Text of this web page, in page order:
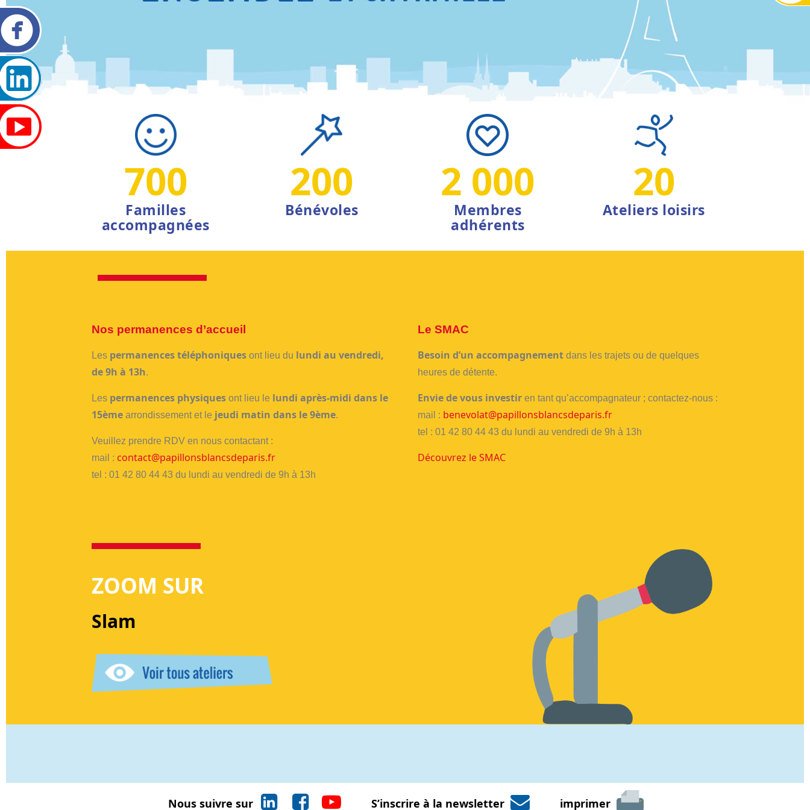
700
Familles
accompagnées
200
Bénévoles
2 000
Membres
adhérents
20
Ateliers loisirs
Nos permanences d’accueil
Les permanences téléphoniques ont lieu du lundi au vendredi,
de 9h à 13h.
Les permanences physiques ont lieu le lundi après-midi dans le
15ème arrondissement etle jeudi matin dans le 9ème.
Veuillez prendre RDV en nous contactant :
mail : contact@papillonsblancsdeparis.fr
tel : 01 42 80 44 43 du lundi au vendredi de 9h à 13h
Le SMAC
Besoin d’un accompagnementdans les trajets ou de quelques
heures de détente.
Envie de vous investiren tant qu’accompagnateur ; contactez-nous :
mail : benevolat@papillonsblancsdeparis.fr
tel : 01 42 80 44 43 du lundi au vendredi de 9h à 13h
Découvrez le SMAC
ZOOM SUR
Slam
Nous suivre sur S’inscrire à la newsletter imprimer